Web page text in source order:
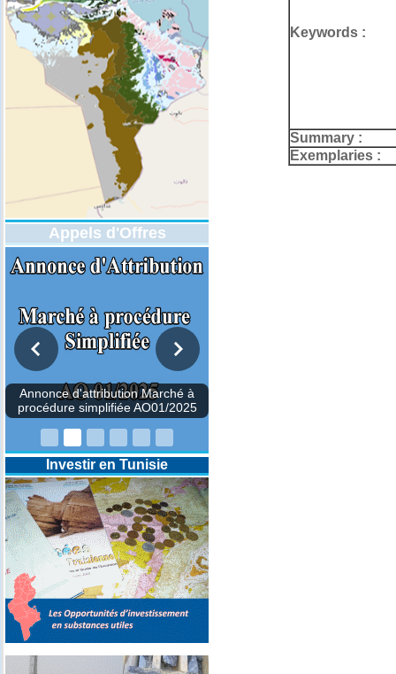
Appels d'Offres
Annonce d'attribution Marché à
Investir en Tunisie
Keywords :
Summary :
Exemplaries :